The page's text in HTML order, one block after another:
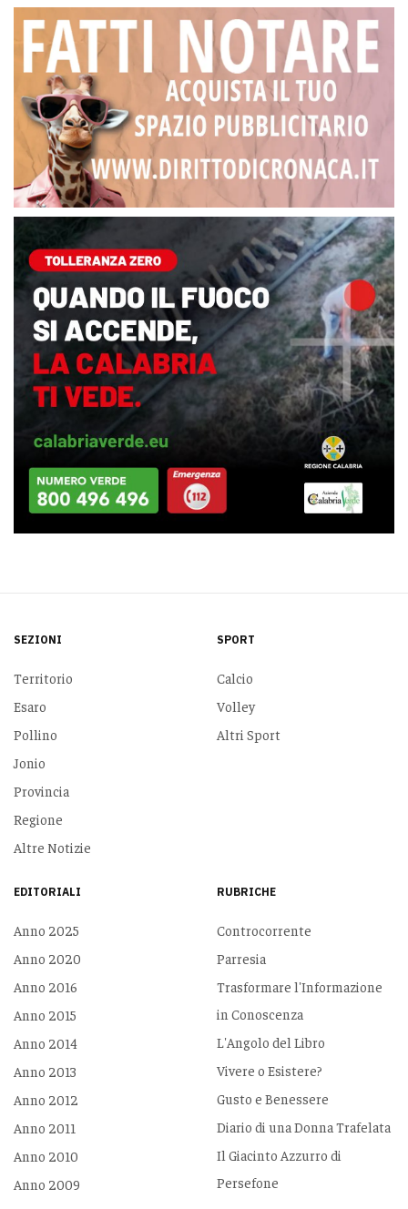
SEZIONI
Territorio
Esaro
Pollino
Jonio
Provincia
Regione
Altre Notizie
SPORT
Calcio
Volley
Altri Sport
EDITORIALI
Anno 2025
Anno 2020
Anno 2016
Anno 2015
Anno 2014
Anno 2013
Anno 2012
Anno 2011
Anno 2010
Anno 2009
RUBRICHE
Controcorrente
Parresia
Trasformare l'Informazione
in Conoscenza
L'Angolo del Libro
Vivere o Esistere?
Gusto e Benessere
Diario di una Donna Trafelata
Il Giacinto Azzurro di
Persefone